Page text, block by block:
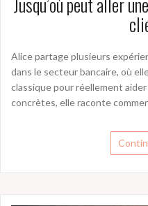
Alice partage plusieurs
dans le secteur bancaire, où
classique pour réellement
concrètes, elle raconte